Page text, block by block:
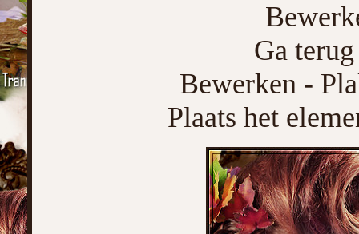
Ga
Bewerken -
Plaats het